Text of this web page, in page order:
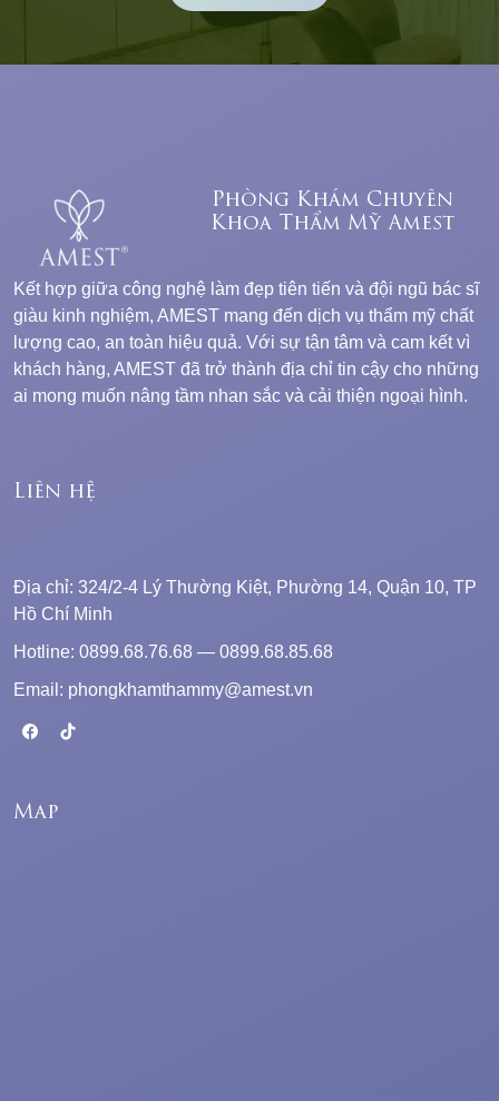
Phòng Khám Chuyên
Khoa Thẩm Mỹ Amest
Kết hợp giữa công nghệ làm đẹp tiên tiến và đội ngũ bác sĩ
giàu kinh nghiệm, AMEST mang đến dịch vụ thẩm mỹ chất
lượng cao, an toàn hiệu quả. Với sự tận tâm và cam kết vì
khách hàng, AMEST đã trở thành địa chỉ tin cậy cho những
ai mong muốn nâng tầm nhan sắc và cải thiện ngoại hình.
Liên hệ
Địa chỉ: 324/2-4 Lý Thường Kiệt, Phường 14, Quận 10, TP
Hồ Chí Minh
Hotline: 0899.68.76.68 — 0899.68.85.68
Email: phongkhamthammy@amest.vn
Map